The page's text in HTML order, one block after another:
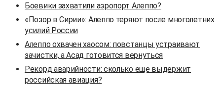
Боевики захватили аэропорт Алеппо?
«Позор в Сирии»: Алеппо теряют после многолетних
усилий России
Алеппо охвачен хаосом: повстанцы устраивают
зачистки, а Асад готовится вернуться
Рекорд аварийности: сколько еще выдержит
российская авиация?